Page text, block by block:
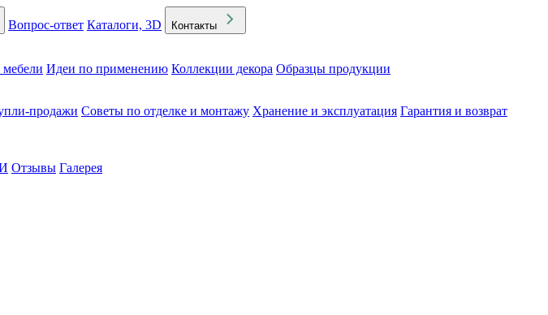
Вопрос-ответ Каталоги, 3D Контакты
Идеи по применению Коллекции декора Образцы продукции
продажи Советы по отделке и монтажу Хранение и эксплуатация Гарантия и возврат
Отзывы Галерея